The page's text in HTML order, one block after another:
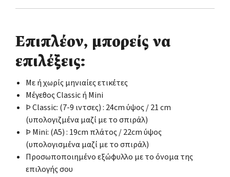
Επιπλέον, μπορείς να
επιλέξεις:
Με ή χωρίς μηνιαίες ετικέτες
Μέγεθος Classic ή Mini
Þ Classic: (7-9 ιντσες) : 24cm ύψος / 21 cm
(υπολογιζμένα μαζί με το σπιράλ)
Þ Mini: (Α5) : 19cm πλάτος / 22cm ύψος
(υπολογισμένα μαζί με το σπιράλ)
Προσωποποιημένο εξώφυλλο με το όνομα της
επιλογής σου